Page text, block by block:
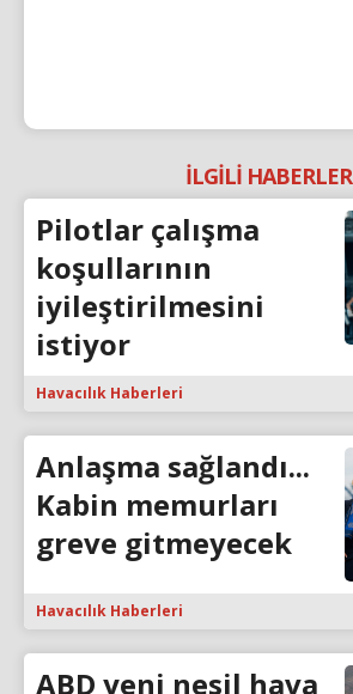
İLGİLİ HABERLER
Pilotlar çalışma
koşullarının
iyileştirilmesini
istiyor
Havacılık Haberleri
Anlaşma sağlandı...
Kabin memurları
greve gitmeyecek
Havacılık Haberleri
ABD yeni nesil hava